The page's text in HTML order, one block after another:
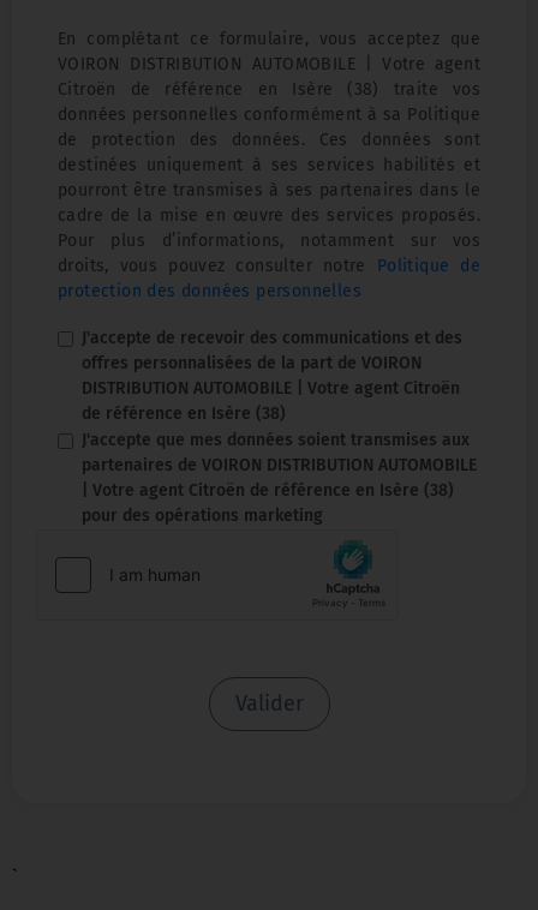
En complétant ce formulaire, vous acceptez que
VOIRON DISTRIBUTION AUTOMOBILE | Votre agent
Citroën de référence en Isère (38) traite vos
données personnelles conformément à sa Politique
de protection des données. Ces données sont
destinées uniquement à ses services habilités et
pourront être transmises à ses partenaires dans le
cadre de la mise en œuvre des services proposés.
Pour plus d’informations, notamment sur vos
droits, vous pouvez consulter notre Politique de
protection des données personnelles
J'accepte de recevoir des communications et des
offres personnalisées de la part de VOIRON
DISTRIBUTION AUTOMOBILE | Votre agent Citroën
de référence en Isère (38)
J'accepte que mes données soient transmises aux
partenaires de VOIRON DISTRIBUTION AUTOMOBILE
| Votre agent Citroën de référence en Isère (38)
pour des opérations marketing
Valider
`